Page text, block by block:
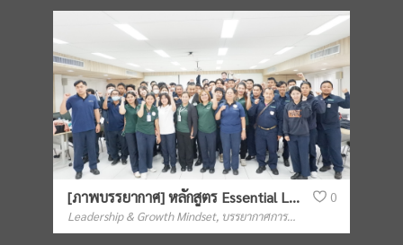
[ภาพบรรยากาศ] หลักสูตร Essential Leadership Skills for Foreman รุ่นที่ 2 (ดร.ประสงค์)
Leadership & Growth Mindset, บรรยากาศการฝึกอบรม
0